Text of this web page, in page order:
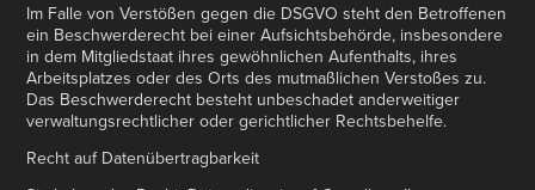
Im Falle von Verstößen gegen die DSGVO steht den Betroffenen
ein Beschwerderecht bei einer Aufsichtsbehörde, insbesondere
in dem Mitgliedstaat ihres gewöhnlichen Aufenthalts, ihres
Arbeitsplatzes oder des Orts des mutmaßlichen Verstoßes zu.
Das Beschwerderecht besteht unbeschadet anderweitiger
verwaltungsrechtlicher oder gerichtlicher Rechtsbehelfe.
Recht auf Datenübertragbarkeit